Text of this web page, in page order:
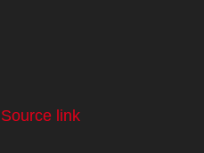
Source link